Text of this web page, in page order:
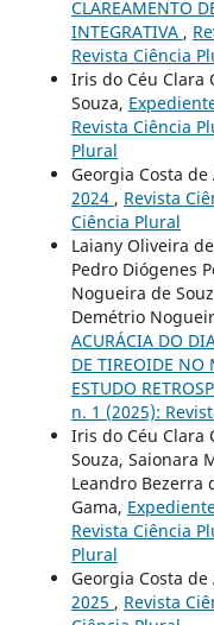
CLAREAMENTO
INTEGRATIVA ,
Revista Ciência
Iris do Céu Clara
Souza,
Revista Ciência
Plural
Georgia Costa de
2024 , Revista
Ciência Plural
Laiany Oliveira
Pedro Diógenes
Nogueira de
Demétrio
ACURÁCIA DO
DE TIREOIDE
ESTUDO
n. 1 (2025):
Iris do Céu Clara
Souza, Saionara
Leandro Bezerra
Gama,
Revista Ciência
Plural
Georgia Costa de
2025 , Revista